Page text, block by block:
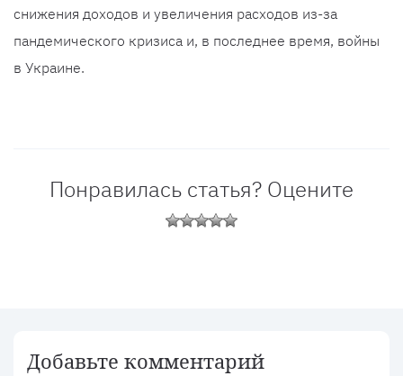
снижения доходов и увеличения расходов из-за
пандемического кризиса и, в последнее время, войны
в Украине.
Понравилась статья? Оцените
Добавьте комментарий